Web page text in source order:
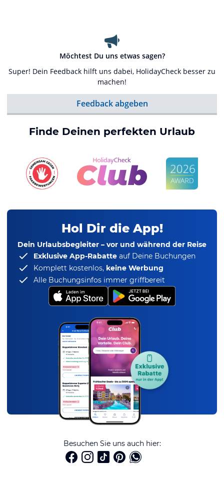
Möchtest Du uns etwas sagen?
Super! Dein Feedback hilft uns dabei, HolidayCheck besser zu
machen!
Feedback abgeben
Finde Deinen perfekten Urlaub
Hol Dir die App!
Dein Urlaubsbegleiter – vor und während der Reise
Exklusive App-Rabatte auf Deine Buchungen
Komplett kostenlos, keine Werbung
Alle Buchungsinfos immer griffbereit
Besuchen Sie uns auch hier: